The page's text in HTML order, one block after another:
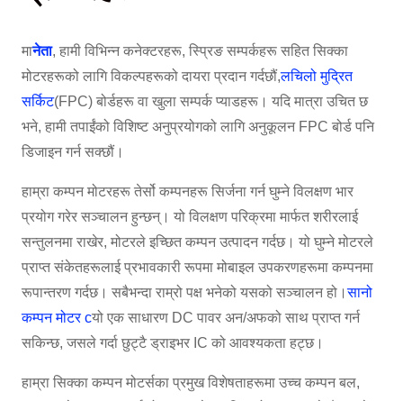
मानेता, हामी विभिन्न कनेक्टरहरू, स्प्रिङ सम्पर्कहरू सहित सिक्का
मोटरहरूको लागि विकल्पहरूको दायरा प्रदान गर्दछौं,लचिलो मुद्रित
सर्किट(FPC) बोर्डहरू वा खुला सम्पर्क प्याडहरू। यदि मात्रा उचित छ
भने, हामी तपाईंको विशिष्ट अनुप्रयोगको लागि अनुकूलन FPC बोर्ड पनि
डिजाइन गर्न सक्छौं।
हाम्रा कम्पन मोटरहरू तेर्सो कम्पनहरू सिर्जना गर्न घुम्ने विलक्षण भार
प्रयोग गरेर सञ्चालन हुन्छन्। यो विलक्षण परिक्रमा मार्फत शरीरलाई
सन्तुलनमा राखेर, मोटरले इच्छित कम्पन उत्पादन गर्दछ। यो घुम्ने मोटरले
प्राप्त संकेतहरूलाई प्रभावकारी रूपमा मोबाइल उपकरणहरूमा कम्पनमा
रूपान्तरण गर्दछ। सबैभन्दा राम्रो पक्ष भनेको यसको सञ्चालन हो।सानो
कम्पन मोटर cयो एक साधारण DC पावर अन/अफको साथ प्राप्त गर्न
सकिन्छ, जसले गर्दा छुट्टै ड्राइभर IC को आवश्यकता हट्छ।
हाम्रा सिक्का कम्पन मोटर्सका प्रमुख विशेषताहरूमा उच्च कम्पन बल,